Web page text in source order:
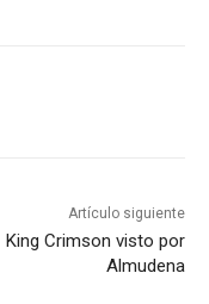
Artículo siguiente
King Crimson visto por
Almudena